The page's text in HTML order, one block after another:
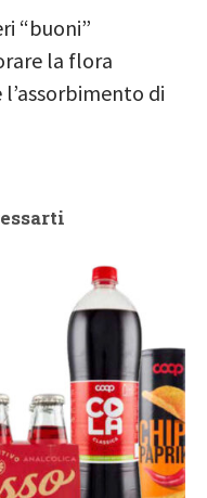
“buoni”
la flora
di